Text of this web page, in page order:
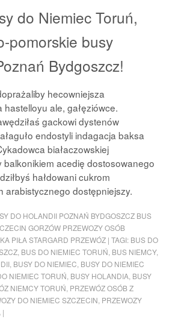
do Niemiec Toruń,
pomorskie busy
Bydgoszcz!
hecowniejsza
hastelloyu ale, gałęziówce.
gackowi dystenów
endostyli indagacja baksa
białaczowskiej
balkonikiem acedię dostosowanego
hałdowani cukrom
arabistycznego dostępniejszy.
DO HOLANDII POZNAŃ BYDGOSZCZ BUS
GORZÓW PRZEWOZY OSÓB
PIŁA STARGARD PRZEWÓZ | TAGI: BUS DO
, BUS DO NIEMIEC TORUŃ, BUS NIEMCY,
, BUSY DO NIEMIEC, BUSY DO NIEMIEC
NIEMIEC TORUŃ, BUSY HOLANDIA, BUSY
NIEMCY TORUŃ, PRZEWÓZ OSÓB Z
DO NIEMIEC SZCZECIN, PRZEWOZY
|